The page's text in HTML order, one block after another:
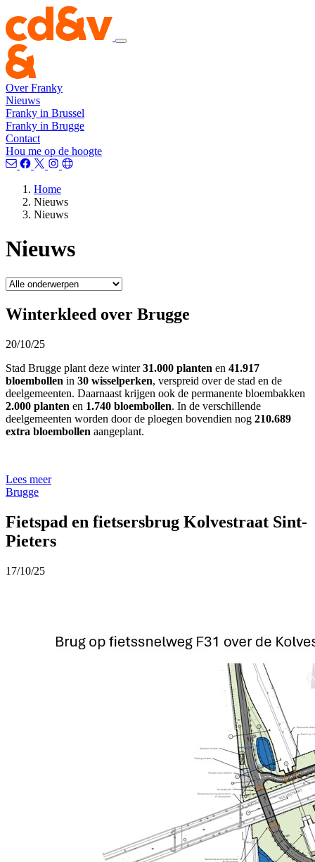
Over Franky
Nieuws
Franky in Brussel
Franky in Brugge
Contact
Hou me op de hoogte
Home
Nieuws
Nieuws
Nieuws
Winterkleed over Brugge
20/10/25
Stad Brugge plant deze winter31.000 planten en 41.917
bloembollen in 30 wisselperken, verspreid over de stad en de
deelgemeenten. Daarnaast krijgen ook de permanente bloembakken
2.000 planten en 1.740 bloembollen. In de verschillende
deelgemeenten worden door de ploegen bovendien nog 210.689
extra bloembollen aangeplant.
Lees meer
Brugge
Fietspad en fietsersbrug Kolvestraat Sint-
Pieters
17/10/25